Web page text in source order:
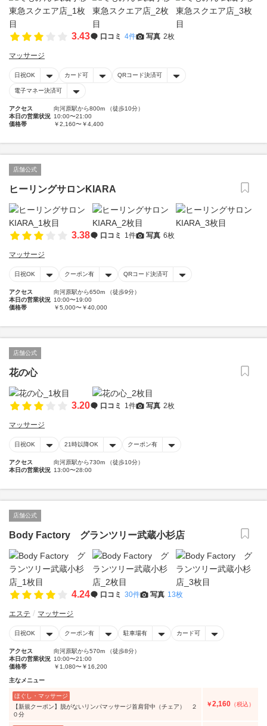
3.43 口コミ 4件 写真 2枚
マッサージ
日祝OK カード可 QRコード決済可
電子マネー決済可
アクセス
向河原駅から800m （徒歩10分）
本日の営業状況 10:00〜21:00
価格帯
￥2,160〜￥4,400
店舗公式
ヒーリングサロンKIARA
3.38 口コミ 1件 写真 6枚
マッサージ
日祝OK クーポン有 QRコード決済可
アクセス
向河原駅から650m （徒歩9分）
本日の営業状況 10:00〜19:00
価格帯
￥5,000〜￥40,000
店舗公式
花の心
3.20 口コミ 1件 写真 2枚
マッサージ
日祝OK 21時以降OK クーポン有
アクセス
向河原駅から730m （徒歩10分）
本日の営業状況 13:00〜28:00
店舗公式
Body Factory グランツリー武蔵小杉店
4.24 口コミ 30件 写真 13枚
エステ マッサージ
日祝OK クーポン有 駐車場有 カード可
アクセス
向河原駅から570m （徒歩8分）
本日の営業状況 10:00〜21:00
価格帯
￥1,080〜￥16,200
主なメニュー
ほぐし・マッサージ
【新規クーポン】脱がないリンパマッサージ首肩背中（チェア） ２
０分
￥2,160 （税込）